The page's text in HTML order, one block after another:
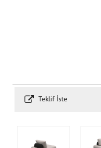
Teklif İste